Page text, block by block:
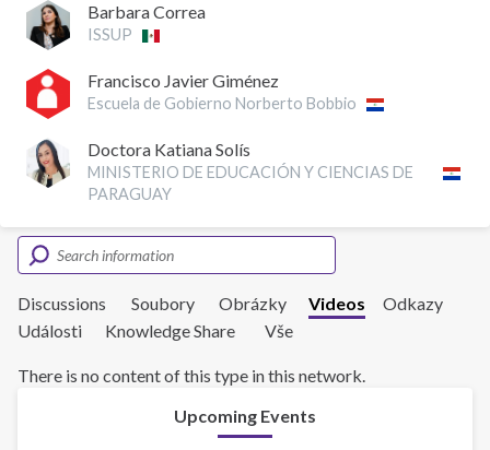
Barbara Correa
ISSUP
Francisco Javier Giménez
Escuela de Gobierno Norberto Bobbio
Doctora Katiana Solís
MINISTERIO DE EDUCACIÓN Y CIENCIAS DE
PARAGUAY
Discussions Soubory Obrázky Videos
Odkazy
Události
Knowledge Share Vše
There is no content of this type in this network.
Upcoming Events